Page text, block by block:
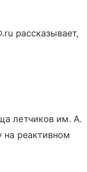
рассказывает,
летчиков им. А.
реактивном